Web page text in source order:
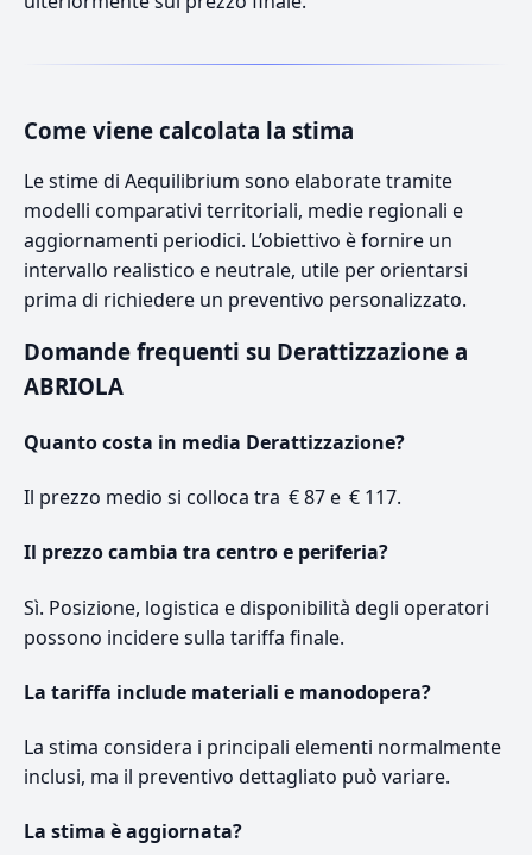
Come viene calcolata la stima
Le stime di Aequilibrium sono elaborate tramite
modelli comparativi territoriali, medie regionali e
aggiornamenti periodici. L’obiettivo è fornire un
intervallo realistico e neutrale, utile per orientarsi
prima di richiedere un preventivo personalizzato.
Domande frequenti su Derattizzazione a
ABRIOLA
Quanto costa in media Derattizzazione?
Il prezzo medio si colloca tra € 87 e € 117.
Il prezzo cambia tra centro e periferia?
Sì. Posizione, logistica e disponibilità degli operatori
possono incidere sulla tariffa finale.
La tariffa include materiali e manodopera?
La stima considera i principali elementi normalmente
inclusi, ma il preventivo dettagliato può variare.
La stima è aggiornata?